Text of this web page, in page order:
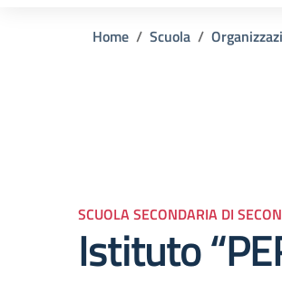
Home Scuola
SCUOLA SECONDARIA DI
Istituto